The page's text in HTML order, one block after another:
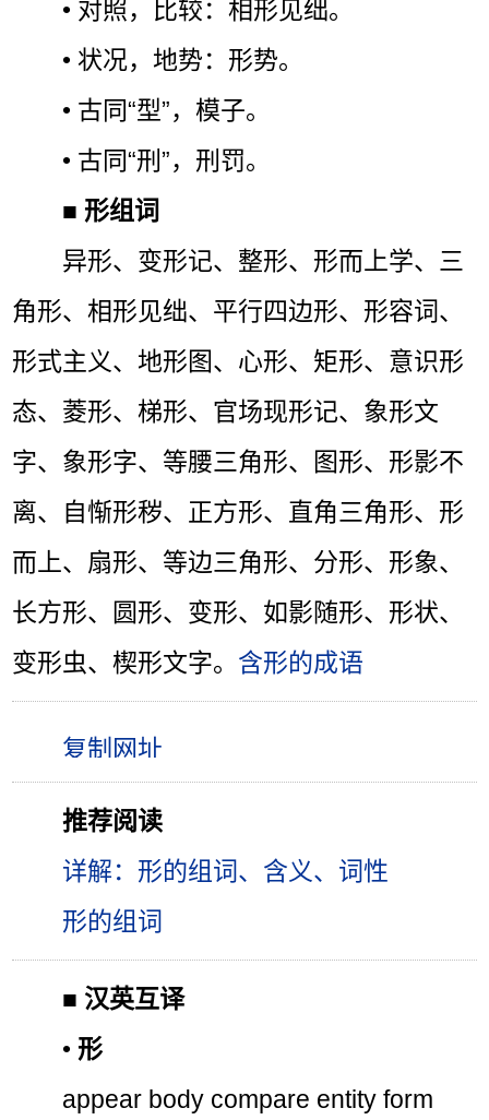
• 对照，比较：相形见绌。
• 状况，地势：形势。
• 古同“型”，模子。
• 古同“刑”，刑罚。
■ 形组词
异形、变形记、整形、形而上学、三
角形、相形见绌、平行四边形、形容词、
形式主义、地形图、心形、矩形、意识形
态、菱形、梯形、官场现形记、象形文
字、象形字、等腰三角形、图形、形影不
离、自惭形秽、正方形、直角三角形、形
而上、扇形、等边三角形、分形、形象、
长方形、圆形、变形、如影随形、形状、
变形虫、楔形文字。 含形的成语
推荐阅读
详解：形的组词、含义、词性
形的组词
■ 汉英互译
• 形
appear body compare entity form